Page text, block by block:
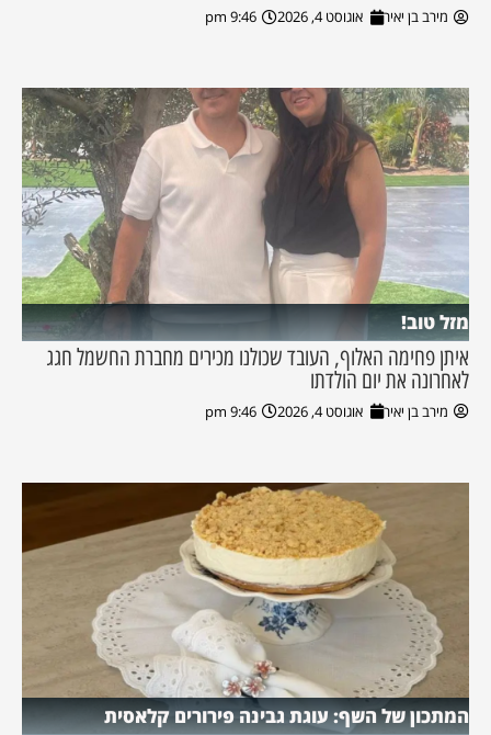
מירב בן יאיר אוגוסט 4, 2026 9:46 pm
מזל טוב!
איתן פחימה האלוף, העובד שכולנו מכירים מחברת החשמל חגג
לאחרונה את יום הולדתו
מירב בן יאיר אוגוסט 4, 2026 9:46 pm
המתכון של השף: עוגת גבינה פירורים קלאסית